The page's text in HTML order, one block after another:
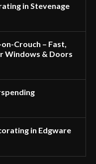
in Stevenage
Crouch – Fast,
Windows & Doors
in Edgware